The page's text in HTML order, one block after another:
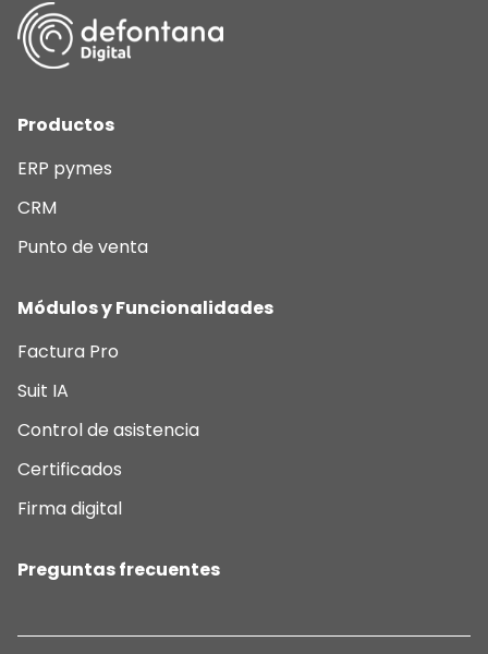
Productos
ERP pymes
CRM
Punto de venta
Módulos y Funcionalidades
Factura Pro
Suit IA
Control de asistencia
Certificados
Firma digital
Preguntas frecuentes